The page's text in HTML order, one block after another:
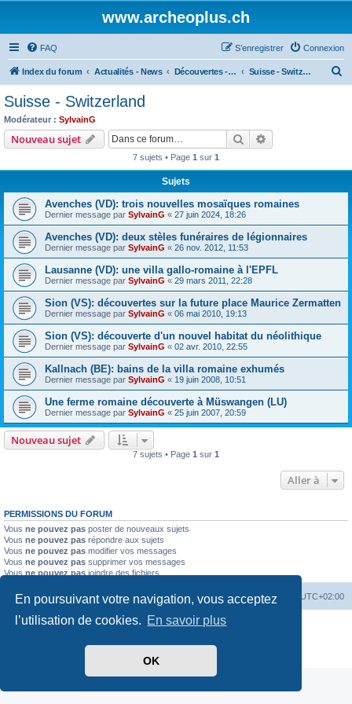
En poursuivant votre navigation, vous acceptez
l’utilisation de cookies. En savoir plus
OK
www.archeoplus.ch
FAQ Connexion
S’enregistrer
Index du forum Actualités - News Découvertes - Discoveries Suisse - Switzerland
Suisse - Switzerland
Modérateur : SylvainG
Nouveau sujet Rechercher
7 sujets • Page 1 sur 1
Sujets
Avenches (VD): trois nouvelles mosaïques romaines
Dernier message par SylvainG « 27 juin 2024, 18:26
Avenches (VD): deux stèles funéraires de légionnaires
Dernier message par SylvainG « 26 nov. 2012, 11:53
Lausanne (VD): une villa gallo-romaine à l'EPFL
Dernier message par SylvainG « 29 mars 2011, 22:28
Sion (VS): découvertes sur la future place Maurice Zermatten
Dernier message par SylvainG « 06 mai 2010, 19:13
Sion (VS): découverte d'un nouvel habitat du néolithique
Dernier message par SylvainG « 02 avr. 2010, 22:55
Kallnach (BE): bains de la villa romaine exhumés
Dernier message par SylvainG « 19 juin 2008, 10:51
Une ferme romaine découverte à Müswangen (LU)
Dernier message par SylvainG « 25 juin 2007, 20:59
Nouveau sujet
7 sujets • Page 1 sur 1
Aller à
PERMISSIONS DU FORUM
Vous ne pouvez pas poster de nouveaux sujets
Vous ne pouvez pas répondre aux sujets
Vous ne pouvez pas modifier vos messages
Vous ne pouvez pas supprimer vos messages
Vous ne pouvez pas joindre des fichiers
Index du forum Heures au format UTC+02:00
Développé parphpBB® Forum Software © phpBB Limited